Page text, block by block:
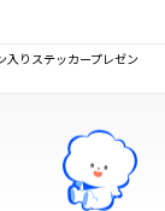
入りステッカープレゼン